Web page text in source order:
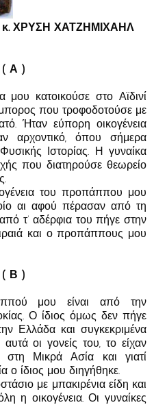
κ. ΧΡΥΣΗ ΧΑΤΖΗΜΙΧΑΗΛ
( Α )
κατοικούσε στο Αϊδινί
που τροφοδοτούσε με
Ήταν εύπορη οικογένεια
αρχοντικό, όπου σήμερα
Ιστορίας. Η γυναίκα
που διατηρούσε θεωρείο
του προπάππου μου
αι αφού πέρασαν από τη
τ’ αδέρφια του πήγε στην
και ο προπάππους μου
( Β )
μου είναι από την
Ο ίδιος όμως δεν πήγε
Ελλάδα και συγκεκριμένα
οι γονείς του, το είχαν
Μικρά Ασία και γιατί
ο ίδιος μου διηγήθηκε.
με μπακιρένια είδη και
η οικογένεια. Οι γυναίκες